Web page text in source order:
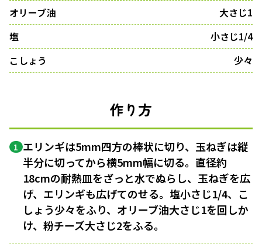
オリーブ油
大さじ1
塩
小さじ1/4
こしょう
少々
作り方
1 エリンギは5mm四方の棒状に切り、玉ねぎは縦
半分に切ってから横5mm幅に切る。直径約
18cmの耐熱皿をざっと水でぬらし、玉ねぎを広
げ、エリンギも広げてのせる。塩小さじ1/4、こ
しょう少々をふり、オリーブ油大さじ1を回しか
け、粉チーズ大さじ2をふる。